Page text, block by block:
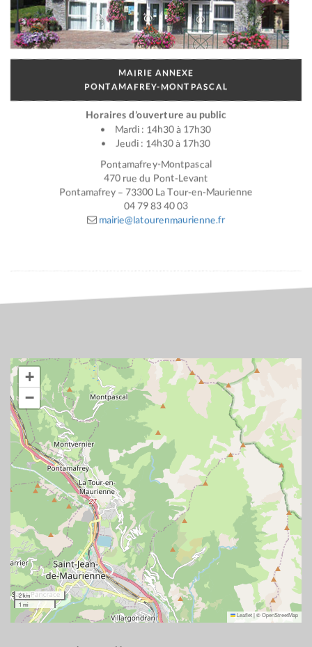
MAIRIE ANNEXE
PONTAMAFREY-MONTPASCAL
Horaires d’ouverture au public
Mardi : 14h30 à 17h30
Jeudi : 14h30 à 17h30
Pontamafrey-Montpascal
470 rue du Pont-Levant
Pontamafrey – 73300 La Tour-en-Maurienne
04 79 83 40 03
mairie@latourenmaurienne.fr
+
−
2 km
1 mi
Leaflet|©OpenStreetMap